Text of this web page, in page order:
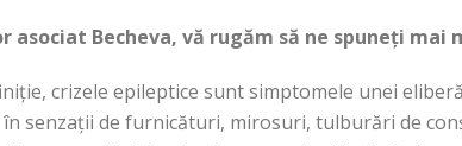
asociat Becheva, vă rugăm să ne spuneți
crizele epileptice sunt simptomele unei
senzații de furnicături, mirosuri, tulburări de